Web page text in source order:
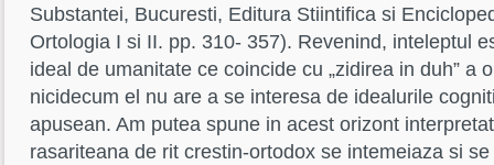
Substantei, Bucuresti, Editura Stiintifica si
Ortologia I si II. pp. 310- 357). Revenind, inteleptul
ideal de umanitate ce coincide cu „zidirea in duh” a
nicidecum el nu are a se interesa de idealurile
apusean. Am putea spune in acest orizont
rasariteana de rit crestin-ortodox se intemeiaza si